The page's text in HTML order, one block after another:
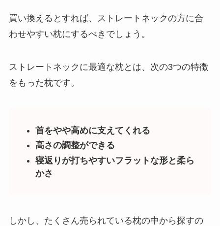
買い換えるとすれば、ストレートネックの方に合
わせやすい枕にするべきでしょう。
ストレートネックに最適な枕とは、次の3つの特徴
をもった枕です。
首をやや高めに支えてくれる
高さの調整ができる
寝返りが打ちやすいフラットな形と柔ら
かさ
しかし、たくさん売られている枕の中から探すの